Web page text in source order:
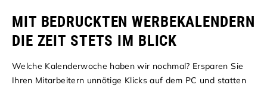
MIT BEDRUCKTEN WERBEKALENDERN
DIE ZEIT STETS IM BLICK
Welche Kalenderwoche haben wir nochmal? Ersparen Sie
Ihren Mitarbeitern unnötige Klicks auf dem PC und statten